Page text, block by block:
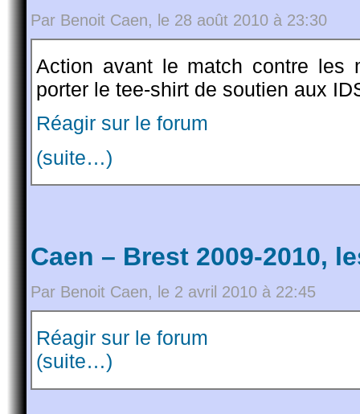
Par Benoit Caen, le 28 août 2010 à 23:30
Action avant le match contre les
porter le tee-shirt de soutien aux
Réagir sur le forum
(suite…)
Caen – Brest 2009-2010,
Par Benoit Caen, le 2 avril 2010 à 22:45
Réagir sur le forum
(suite…)